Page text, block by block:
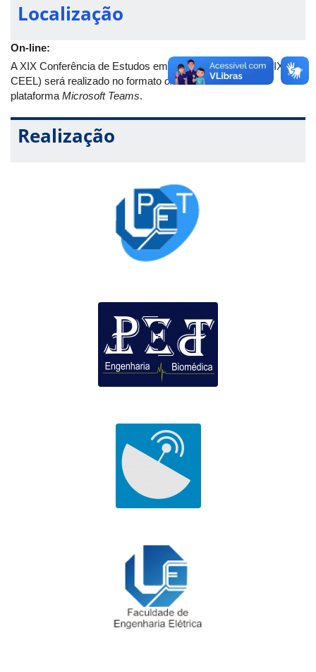
Localização
On-line:
A XIX Conferência de Estudos em Engenharia Elétrica (XIX
CEEL) será realizado no formato on-lineatravés da
plataforma Microsoft Teams.
Realização